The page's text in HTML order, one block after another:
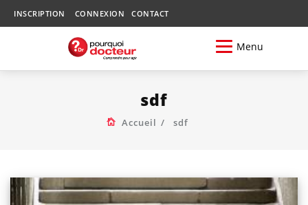
INSCRIPTION CONNEXION CONTACT
Menu
sdf
Accueil sdf